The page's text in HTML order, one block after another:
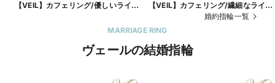
【VEIL】カフェリング/優しいライン
【VEIL】カフェリング/繊細なライン
にメレダイヤが流れるように輝く婚約
指輪
婚約指輪一覧
MARRIAGE RING
ヴェールの結婚指輪